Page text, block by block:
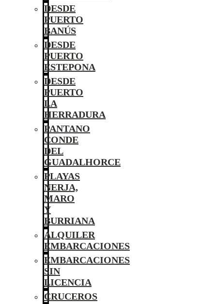
DESDE
PUERTO
BANÚS
DESDE
PUERTO
ESTEPONA
DESDE
PUERTO
LA
HERRADURA
PANTANO
CONDE
DEL
GUADALHORCE
PLAYAS
NERJA,
MARO
Y
BURRIANA
ALQUILER
EMBARCACIONES
EMBARCACIONES
SIN
LICENCIA
CRUCEROS